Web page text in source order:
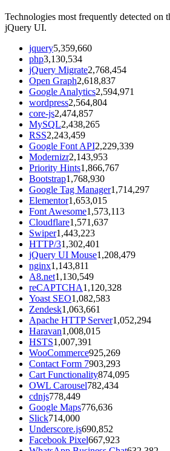
Technologies most frequently detected on
jQuery UI.
jquery5,359,660
php3,130,534
jQuery Migrate2,768,454
Open Graph2,618,837
Google Analytics2,594,971
wordpress2,564,804
core-js2,474,857
MySQL2,438,265
RSS2,243,459
Google Font API2,229,339
Modernizr2,143,953
Priority Hints1,866,767
Bootstrap1,768,930
Google Tag Manager1,714,297
Elementor1,653,015
Font Awesome1,573,113
Cloudflare1,571,637
Swiper1,443,223
HTTP/31,302,401
jQuery UI Mouse1,208,479
nginx1,143,811
A8.net1,130,549
reCAPTCHA1,120,328
Yoast SEO1,082,583
Zendesk1,063,661
Apache HTTP Server1,052,294
Haravan1,008,015
HSTS1,007,391
WooCommerce925,269
Contact Form 7903,293
Cart Functionality874,095
OWL Carousel782,434
cdnjs778,449
Google Maps776,636
Slick714,000
Underscore.js690,852
Facebook Pixel667,923